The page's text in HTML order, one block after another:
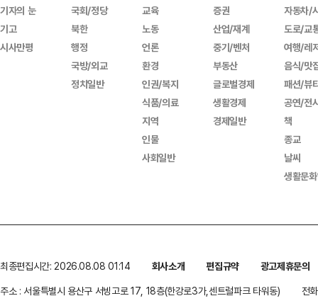
기자의 눈
기고
시사만평
국회/정당
북한
행정
국방/외교
정치일반
교육
노동
언론
환경
인권/복지
식품/의료
지역
인물
사회일반
증권
산업/재계
중기/벤처
부동산
글로벌경제
생활경제
경제일반
자동차/
도로/교
여행/레
음식/맛
패션/뷰
공연/전
책
종교
날씨
생활문
최종편집시간: 2026.08.08 01:14 회사소개 편집규약
광고제휴문의
주소 : 서울특별시 용산구 서빙고로 17, 18층(한강로3가,센트럴파크 타워동)
전